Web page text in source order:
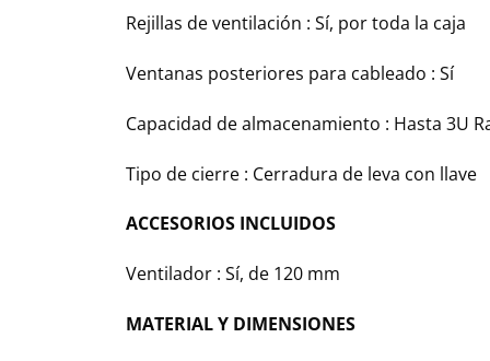
Rejillas de ventilación : Sí, por toda la caja
Ventanas posteriores para cableado : Sí
Capacidad de almacenamiento : Hasta 3U
Tipo de cierre : Cerradura de leva con llave
ACCESORIOS INCLUIDOS
Ventilador : Sí, de 120 mm
MATERIAL Y DIMENSIONES